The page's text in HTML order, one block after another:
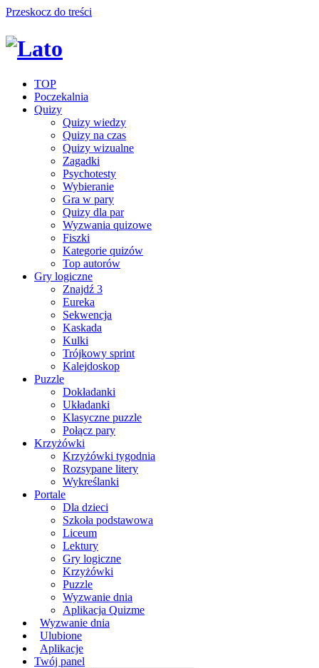
Przeskocz do treści
TOP
Poczekalnia
Quizy
Quizy wiedzy
Quizy na czas
Quizy wizualne
Zagadki
Psychotesty
Wybieranie
Gra w pary
Quizy dla par
Wyzwania quizowe
Fiszki
Kategorie quizów
Top autorów
Gry logiczne
Znajdź 3
Eureka
Sekwencja
Kaskada
Kulki
Trójkowy sprint
Kalejdoskop
Puzzle
Dokładanki
Układanki
Klasyczne puzzle
Połącz pary
Krzyżówki
Krzyżówki tygodnia
Rozsypane litery
Wykreślanki
Portale
Dla dzieci
Szkoła podstawowa
Liceum
Lektury
Gry logiczne
Krzyżówki
Puzzle
Wyzwanie dnia
Aplikacja Quizme
Wyzwanie dnia
Ulubione
Aplikacje
Twój panel